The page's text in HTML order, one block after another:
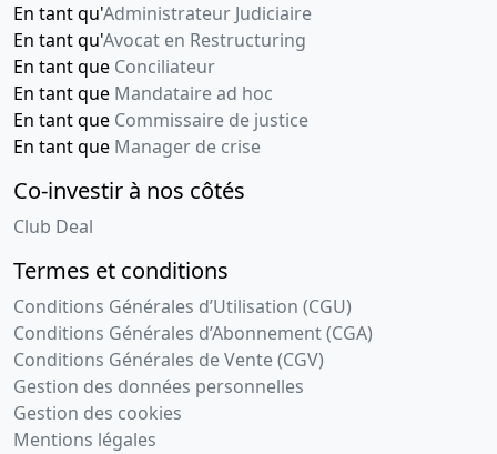
En tant qu'Administrateur Judiciaire
En tant qu'Avocat en Restructuring
En tant que Conciliateur
En tant que Mandataire ad hoc
En tant que Commissaire de justice
En tant que Manager de crise
Co-investir à nos côtés
Club Deal
Termes et conditions
Conditions Générales d’Utilisation (CGU)
Conditions Générales d’Abonnement (CGA)
Conditions Générales de Vente (CGV)
Gestion des données personnelles
Gestion des cookies
Mentions légales